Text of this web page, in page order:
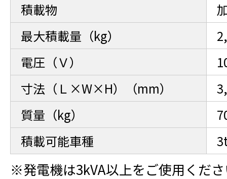
積載物
最大積載量（kg）
電圧（Ｖ）
寸法（Ｌ×W×H）（mm）
質量（kg）
積載可能車種
※発電機は3kVA以上をご使用くだ